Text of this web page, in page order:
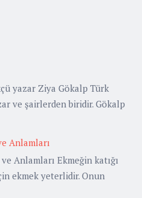
yazar Ziya Gökalp Türk
ve şairlerden biridir. Gökalp
Anlamları
Anlamları Ekmeğin katığı
ekmek yeterlidir. Onun